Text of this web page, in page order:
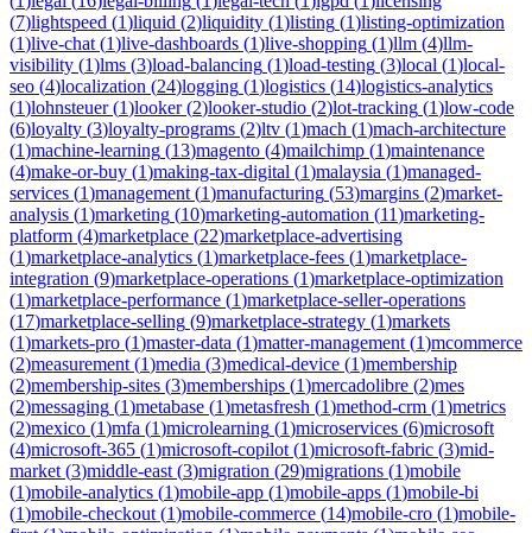
(7)lightspeed (1)liquid (2)liquidity (1)listing (1)listing-optimization
(1)live-chat (1)live-dashboards (1)live-shopping (1)llm (4)llm-
visibility (1)lms (3)load-balancing (1)load-testing (3)local (1)local-
seo (4)localization (24)logging (1)logistics (14)logistics-analytics
(1)lohnsteuer(1)looker(2)looker-studio (2)lot-tracking (1)low-code
(6)loyalty (3)loyalty-programs (2)ltv (1)mach (1)mach-architecture
(1)machine-learning (13)magento (4)mailchimp (1)maintenance
(4)make-or-buy (1)making-tax-digital (1)malaysia (1)managed-
services (1)management (1)manufacturing (53)margins (2)market-
analysis (1)marketing (10)marketing-automation (11)marketing-
platform (4)marketplace (22)marketplace-advertising
(1)marketplace-analytics (1)marketplace-fees (1)marketplace-
integration (9)marketplace-operations (1)marketplace-optimization
(1)marketplace-performance (1)marketplace-seller-operations
(17)marketplace-selling (9)marketplace-strategy (1)markets
(1)markets-pro (1)master-data (1)matter-management (1)mcommerce
(2)measurement (1)media (3)medical-device (1)membership
(2)membership-sites (3)memberships (1)mercadolibre (2)mes
(2)messaging (1)metabase (1)metasfresh (1)method-crm (1)metrics
(2)mexico (1)mfa (1)microlearning (1)microservices (6)microsoft
(4)microsoft-365 (1)microsoft-copilot (1)microsoft-fabric (3)mid-
market (3)middle-east (3)migration (29)migrations (1)mobile
(1)mobile-analytics (1)mobile-app (1)mobile-apps (1)mobile-bi
(1)mobile-checkout (1)mobile-commerce (14)mobile-cro (1)mobile-